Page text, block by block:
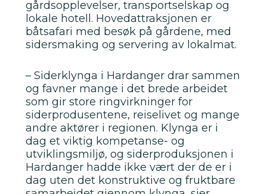
gårdsopplevelser, transportselskap og
lokale hotell. Hovedattraksjonen er
båtsafari med besøk på gårdene, med
sidersmaking og servering av lokalmat.
– Siderklynga i Hardanger drar sammen
og favner mange i det brede arbeidet
som gir store ringvirkninger for
siderprodusentene, reiselivet og mange
andre aktører i regionen. Klynga er i
dag et viktig kompetanse- og
utviklingsmiljø, og siderproduksjonen i
Hardanger hadde ikke vært der de er i
dag uten det konstruktive og fruktbare